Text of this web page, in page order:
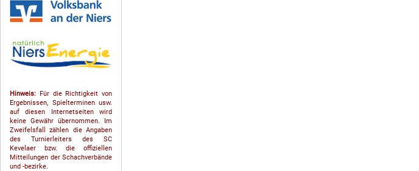
Hinweis: Für die Richtigkeit von
Ergebnissen, Spielterminen usw.
auf diesen Internetseiten wird
keine Gewähr übernommen. Im
Zweifelsfall zählen die Angaben
des Turnierleiters des SC
Kevelaer bzw. die offiziellen
Mitteilungen der Schach­ver­bände
und -bezirke.